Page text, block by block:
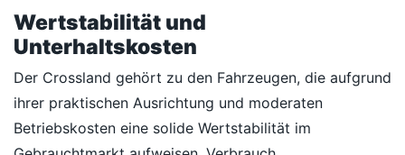
Wertstabilität und
Unterhaltskosten
Der Crossland gehört zu den Fahrzeugen, die aufgrund
ihrer praktischen Ausrichtung und moderaten
Betriebskosten eine solide Wertstabilität im